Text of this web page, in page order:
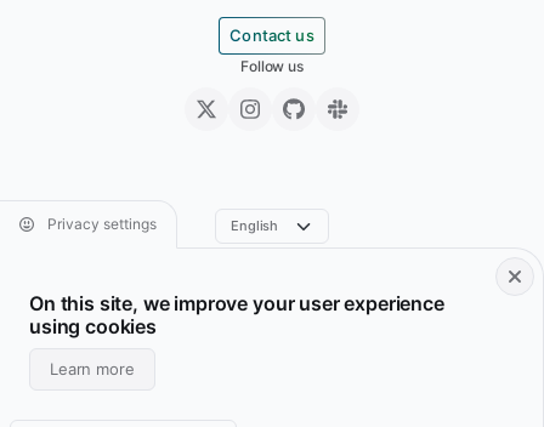
Contact us
Follow us
Footer • Navigation principale
Services Footer • Navigation
Resume
Privacy settings
On this site, we improve your user experience
using cookies
Learn more